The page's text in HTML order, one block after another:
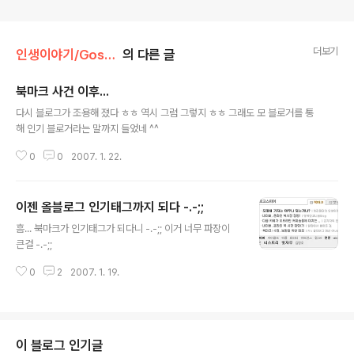
인생이야기/Gossip 의 다른 글 더보기
북마크 사건 이후...
다시 블로그가 조용해 졌다 ㅎㅎ 역시 그럼 그렇지 ㅎㅎ 그래도 모 블로거를 통
해 인기 블로거라는 말까지 들었네 ^^
0 0 2007. 1. 22.
이젠 올블로그 인기태그까지 되다 -.-;;
흠... 북마크가 인기태그가 되다니 -.-;; 이거 너무 파장이
큰걸 -.-;;
0 2 2007. 1. 19.
이 블로그 인기글